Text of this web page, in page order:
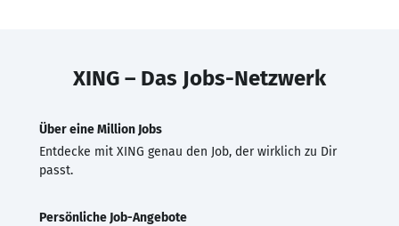
XING – Das Jobs-Netzwerk
Über eine Million Jobs
Entdecke mit XING genau den Job, der wirklich zu Dir
passt.
Persönliche Job-Angebote